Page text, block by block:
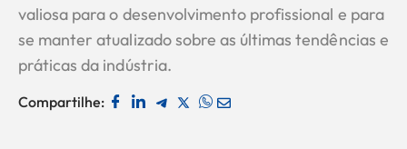
valiosa para o desenvolvimento profissional e para
se manter atualizado sobre as últimas tendências e
práticas da indústria.
Compartilhe: